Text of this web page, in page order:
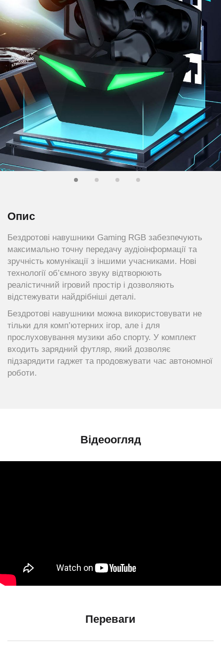
Опис
Бездротові навушники Gaming RGB забезпечують
максимально точну передачу аудіоінформації та
зручність комунікації з іншими учасниками. Нові
технології об’ємного звуку відтворюють
реалістичний ігровий простір і дозволяють
відстежувати найдрібніші деталі.
Бездротові навушники можна використовувати не
тільки для комп’ютерних ігор, але і для
прослуховування музики або спорту. У комплект
входить зарядний футляр, який дозволяє
підзарядити гаджет та продовжувати час автономної
роботи.
Відеоогляд
Переваги